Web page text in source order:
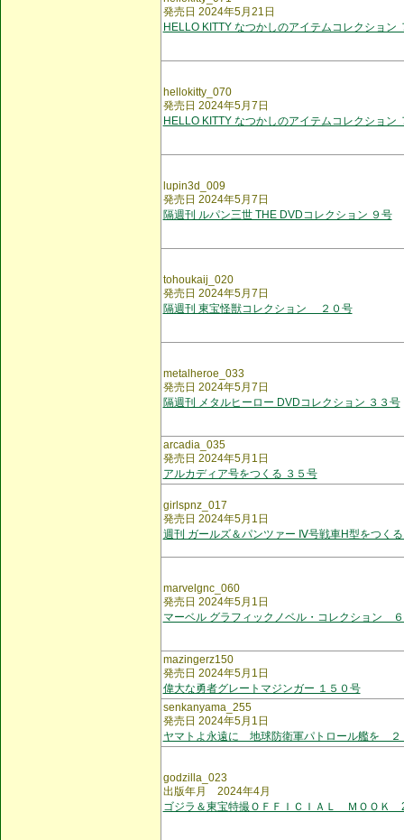
発売日 2024年5月21日
HELLO KITTY なつかしのアイテムコレクション
hellokitty_070
発売日 2024年5月7日
HELLO KITTY なつかしのアイテムコレクション
lupin3d_009
発売日 2024年5月7日
隔週刊 ルパン三世 THE DVDコレクション ９号
tohoukaij_020
発売日 2024年5月7日
隔週刊 東宝怪獣コレクション ２０号
metalheroe_033
発売日 2024年5月7日
隔週刊 メタルヒーロー DVDコレクション ３３号
arcadia_035
発売日 2024年5月1日
アルカディア号をつくる ３５号
girlspnz_017
発売日 2024年5月1日
週刊 ガールズ＆パンツァー Ⅳ号戦車H型をつく
marvelgnc_060
発売日 2024年5月1日
マーベル グラフィックノベル・コレクション
mazingerz150
発売日 2024年5月1日
偉大な勇者グレートマジンガー １５０号
senkanyama_255
発売日 2024年5月1日
ヤマトよ永遠に 地球防衛軍パトロール艦を ２
godzilla_023
出版年月 2024年4月
ゴジラ＆東宝特撮ＯＦＦＩＣＩＡＬ ＭＯＯＫ